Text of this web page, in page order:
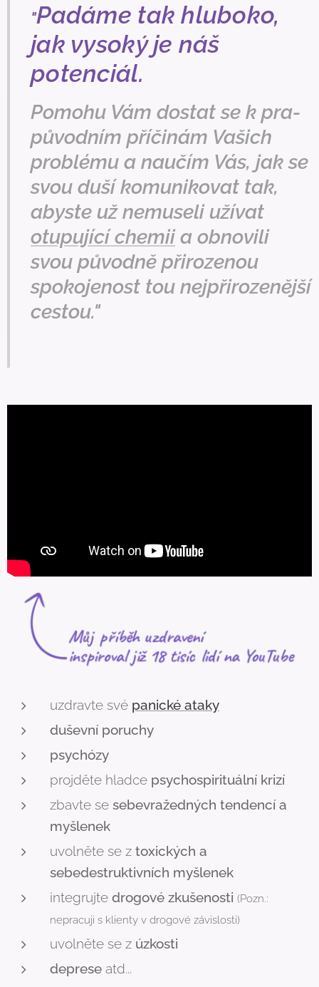
"Padáme tak hluboko,
jak vysoký je náš
potenciál.
Pomohu Vám dostat se k pra-
původním příčinám Vašich
problému a naučím Vás, jak se
svou duší komunikovat tak,
abyste už nemuseli užívat
otupující chemiia obnovili
svou původně přirozenou
spokojenost tou nejpřirozenější
cestou."
uzdravte své panické ataky
duševní poruchy
psychózy
projděte hladce psychospirituální krizí
zbavte se sebevražedných tendencí a
myšlenek
uvolněte se z toxických a
sebedestruktivních myšlenek
integrujte drogové zkušenosti (Pozn.:
nepracuji s klienty v drogové závislosti)
uvolněte se z úzkosti
deprese atd...